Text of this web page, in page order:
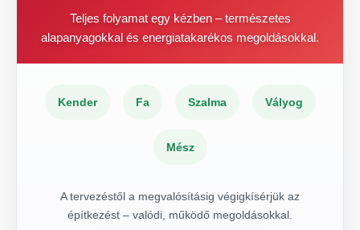
Teljes folyamat egy kézben – természetes
alapanyagokkal és energiatakarékos megoldásokkal.
Kender Fa Szalma Vályog
Mész
A tervezéstől a megvalósításig végigkísérjük az
építkezést – valódi, működő megoldásokkal.